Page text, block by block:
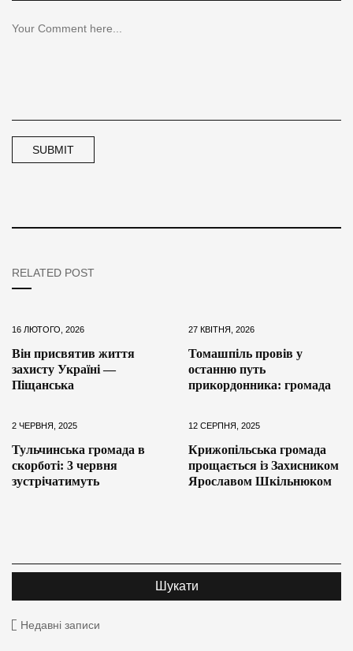
RELATED POST
16 ЛЮТОГО, 2026
Він присвятив життя
захисту Україні —
Піщанська
27 КВІТНЯ, 2026
Томашпіль провів у
останню путь
прикордонника: громада
2 ЧЕРВНЯ, 2025
Тульчинська громада в
скорботі: 3 червня
зустрічатимуть
12 СЕРПНЯ, 2025
Крижопільська громада
прощається із Захисником
Ярославом Шкільнюком
Недавні записи